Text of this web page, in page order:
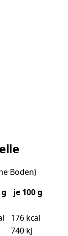
Boden)
je 100 g
176 kcal
740 kJ